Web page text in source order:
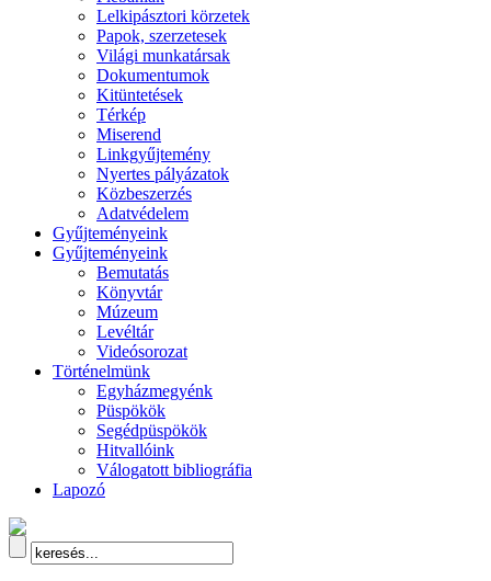
Lelkipásztori körzetek
Papok, szerzetesek
Világi munkatársak
Dokumentumok
Kitüntetések
Térkép
Miserend
Linkgyűjtemény
Nyertes pályázatok
Közbeszerzés
Adatvédelem
Gyűjteményeink
Gyűjteményeink
Bemutatás
Könyvtár
Múzeum
Levéltár
Videósorozat
Történelmünk
Egyházmegyénk
Püspökök
Segédpüspökök
Hitvallóink
Válogatott bibliográfia
Lapozó